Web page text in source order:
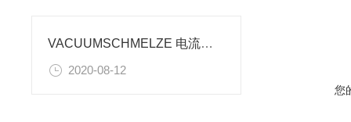
VACUUMSCHMELZE 电流互感器 磁环等简介
2020-08-12
您